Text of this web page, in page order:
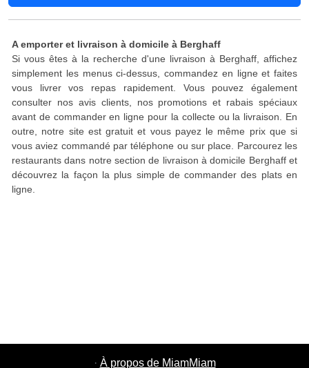
A emporter et livraison à domicile à Berghaff
Si vous êtes à la recherche d'une livraison à Berghaff, affichez
simplement les menus ci-dessus, commandez en ligne et faites
vous livrer vos repas rapidement. Vous pouvez également
consulter nos avis clients, nos promotions et rabais spéciaux
avant de commander en ligne pour la collecte ou la livraison. En
outre, notre site est gratuit et vous payez le même prix que si
vous aviez commandé par téléphone ou sur place. Parcourez les
restaurants dans notre section de livraison à domicile Berghaff et
découvrez la façon la plus simple de commander des plats en
ligne.
· À propos de MiamMiam